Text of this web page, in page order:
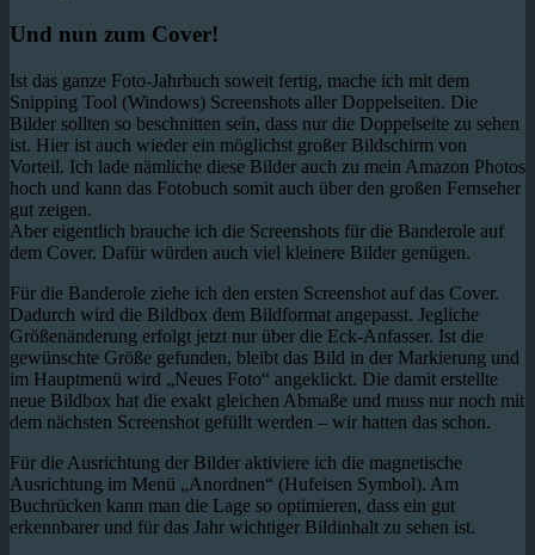
Und nun zum Cover!
Ist das ganze Foto-Jahrbuch soweit fertig, mache ich mit dem
Snipping Tool (Windows) Screenshots aller Doppelseiten. Die
Bilder sollten so beschnitten sein, dass nur die Doppelseite zu sehen
ist. Hier ist auch wieder ein möglichst großer Bildschirm von
Vorteil. Ich lade nämliche diese Bilder auch zu mein Amazon Photos
hoch und kann das Fotobuch somit auch über den großen Fernseher
gut zeigen.
Aber eigentlich brauche ich die Screenshots für die Banderole auf
dem Cover. Dafür würden auch viel kleinere Bilder genügen.
Für die Banderole ziehe ich den ersten Screenshot auf das Cover.
Dadurch wird die Bildbox dem Bildformat angepasst. Jegliche
Größenänderung erfolgt jetzt nur über die Eck-Anfasser. Ist die
gewünschte Größe gefunden, bleibt das Bild in der Markierung und
im Hauptmenü wird „Neues Foto“ angeklickt. Die damit erstellte
neue Bildbox hat die exakt gleichen Abmaße und muss nur noch mit
dem nächsten Screenshot gefüllt werden – wir hatten das schon.
Für die Ausrichtung der Bilder aktiviere ich die magnetische
Ausrichtung im Menü „Anordnen“ (Hufeisen Symbol). Am
Buchrücken kann man die Lage so optimieren, dass ein gut
erkennbarer und für das Jahr wichtiger Bildinhalt zu sehen ist.